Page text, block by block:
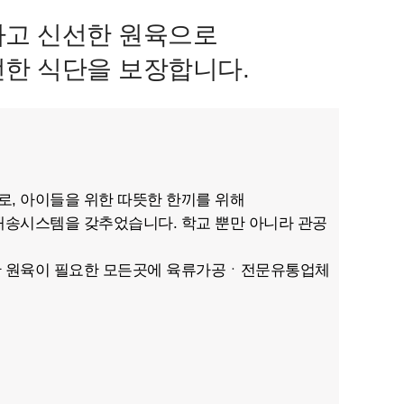
신선한 원육으로
식단을 보장합니다.
, 아이들을 위한 따뜻한 한끼를 위해
송시스템을 갖추었습니다. 학교 뿐만 아니라 관공
육이 필요한 모든곳에 육류가공ㆍ전문유통업체